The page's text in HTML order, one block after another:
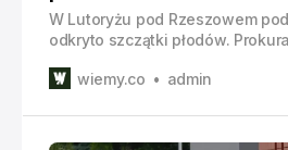
W Lutoryżu pod Rzeszowem
odkryto szczątki płodów.
wiemy.co
admin